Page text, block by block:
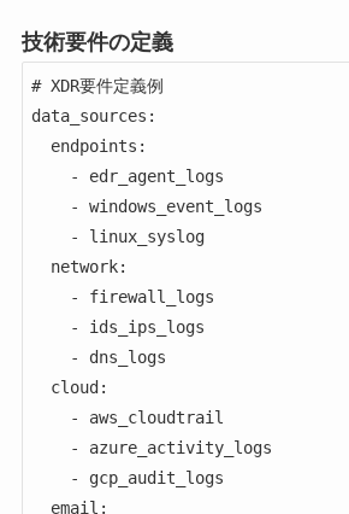
技術要件の定義
# XDR要件定義例
data_sources: